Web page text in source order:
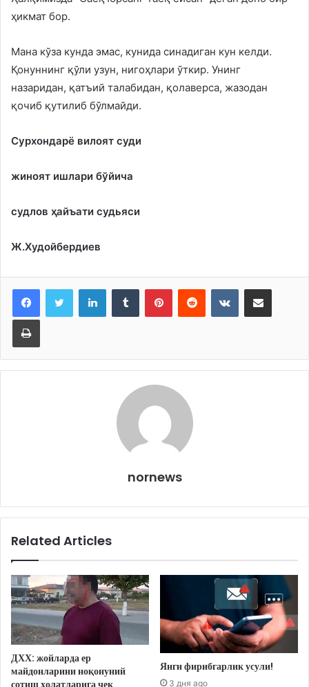
ҳикмат бор.
Мана кўза кунда эмас, кунида синадиган кун келди.
Қонуннинг қўли узун, нигоҳлари ўткир. Унинг
назаридан, қатъий талабидан, қолаверса, жазодан
қочиб қутилиб бўлмайди.
Сурхондарё вилоят суди
жиноят ишлари бўйича
судлов ҳайъати судьяси
Ж.Худойбердиев
LinkedInTumblr PinterestReddit VKontakteShare via Email
Print
nornews
Related Articles
ДХХ: жойларда ер
майдонларини ноқонуний
сотиш ҳолатларига чек
Янги фирибгарлик усули!
3 дня ago